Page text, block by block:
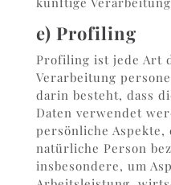
e) Profiling
Profiling ist jede Art
Verarbeitung
darin besteht, dass
Daten verwendet
persönliche Aspekte,
natürliche Person
insbesondere, um